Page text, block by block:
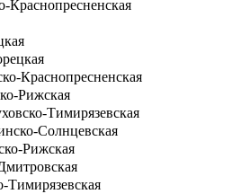
Краснопресненская
Краснопресненская
Рижская
Тимирязевская
Солнцевская
Рижская
Тимирязевская